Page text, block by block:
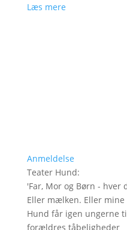
Læs mere
Anmeldelse
Teater Hund:
'Far, Mor og Børn - hver
Eller mælken. Eller
Hund får igen ungerne
forældres tåbeligheder